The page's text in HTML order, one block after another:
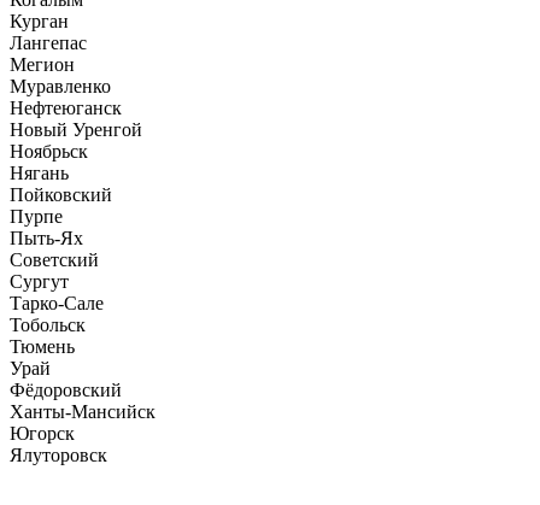
Курган
Лангепас
Мегион
Муравленко
Нефтеюганск
Новый Уренгой
Ноябрьск
Нягань
Пойковский
Пурпе
Пыть-Ях
Советский
Сургут
Тарко-Сале
Тобольск
Тюмень
Урай
Фёдоровский
Ханты-Мансийск
Югорск
Ялуторовск